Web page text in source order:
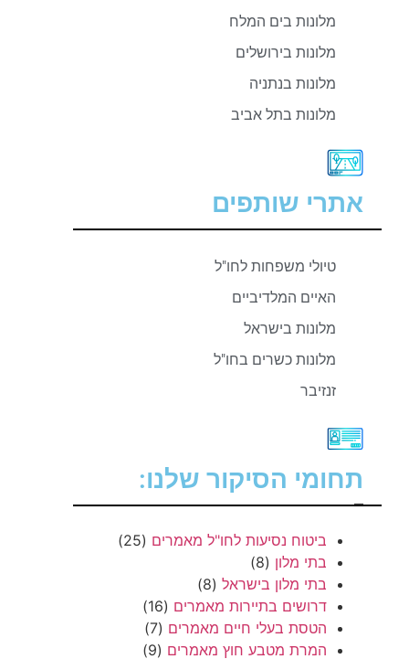
מלונות בים המלח
מלונות בירושלים
מלונות בנתניה
מלונות בתל אביב
אתרי שותפים
טיולי משפחות לחו"ל
האיים המלדיביים
מלונות בישראל
מלונות כשרים בחו"ל
זנזיבר
תחומי הסיקור שלנו:
–
ביטוח נסיעות לחו"ל מאמרים (25)
בתי מלון (8)
בתי מלון בישראל (8)
דרושים בתיירות מאמרים (16)
הטסת בעלי חיים מאמרים (7)
המרת מטבע חוץ מאמרים (9)